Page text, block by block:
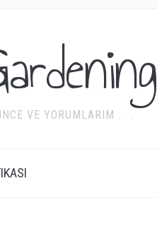
VE YORUMLARIM . . .